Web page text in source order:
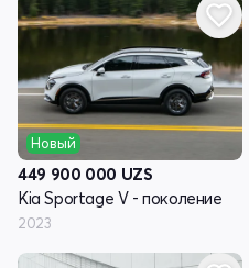
Новый
449 900 000 UZS
Kia Sportage V - поколение
2023